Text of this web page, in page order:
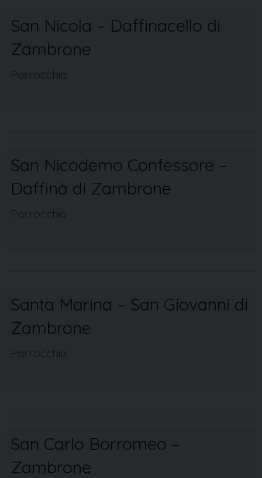
San Nicola – Daffinacello di
Zambrone
Parrocchia
San Nicodemo Confessore –
Daffinà di Zambrone
Parrocchia
Santa Marina – San Giovanni di
Zambrone
Parrocchia
San Carlo Borromeo –
Zambrone